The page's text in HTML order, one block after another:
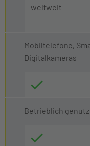
weltweit
Mobiltelefone,
Digitalkameras
Betrieblich